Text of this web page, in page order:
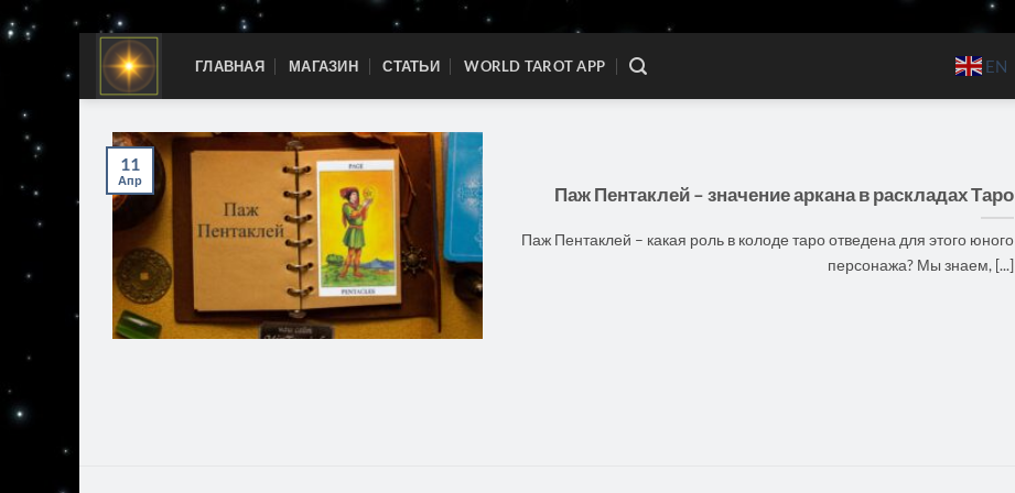
Skip
content
ГЛАВНАЯ МАГАЗИН СТАТЬИ WORLD TAROT APP EN
Паж Пентаклей – значение аркана в раскладах Таро
Паж Пентаклей – какая роль в колоде таро отведена для этого юного
персонажа? Мы знаем, [...]
11
Апр